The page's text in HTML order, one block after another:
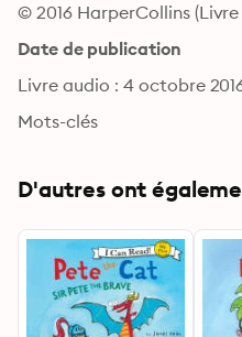
© 2016 HarperCollins
Date de publication
Livre audio : 4 octobre
Mots-clés
D'autres ont